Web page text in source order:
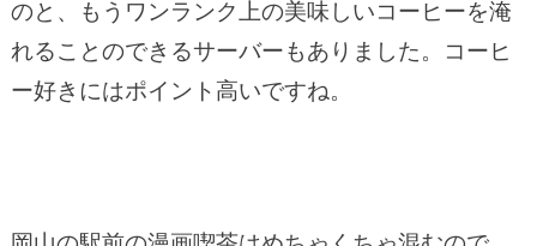
のと、もうワンランク上の美味しいコーヒーを淹
れることのできるサーバーもありました。コーヒ
ー好きにはポイント高いですね。